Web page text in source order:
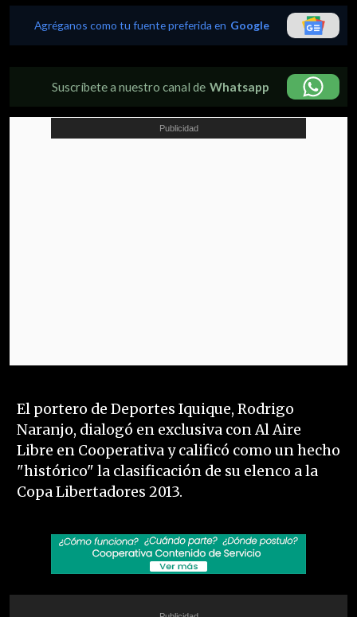
Agréganos como tu fuente preferida en Google
Suscríbete a nuestro canal de Whatsapp
El portero de Deportes Iquique, Rodrigo
Naranjo, dialogó en exclusiva con Al Aire
Libre en Cooperativa y calificó como un hecho
"histórico" la clasificación de su elenco a la
Copa Libertadores 2013.